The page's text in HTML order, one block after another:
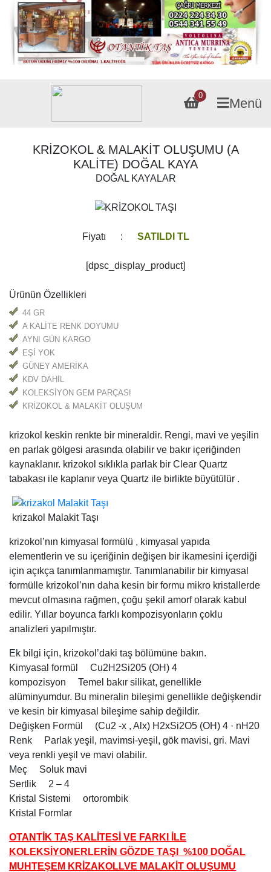
0
Menü
KRİZOKOL & MALAKİT OLUŞUMU (A
KALİTE) DOĞAL KAYA
DOĞAL KAYALAR
Fiyatı : SATILDI TL
[dpsc_display_product]
Ürünün Özellikleri
44 GR
A KALİTE RENK DOYUMU
AYNI GÜN KARGO
EŞİ YOK
GÜNEY AMERİKA
KDV DAHİL
KOLEKSİYON GEM PARÇASI
KRİZOKOL & MALAKİT OLUŞUM
krizokol keskin renkte bir mineraldir. Rengi, mavi ve yeşilin
en parlak gölgesi arasında olabilir ve bakır içeriğinden
kaynaklanır. krizokol sıklıkla parlak bir Clear Quartz
tabakası ile kaplanır veya Quartz ile birlikte büyütülür .
krizakol Malakit Taşı
krizokol’nın kimyasal formülü , kimyasal yapıda
elementlerin ve su içeriğinin değişen bir ikamesini içerdiği
için açıkça tanımlanmamıştır. Tanımlanabilir bir kimyasal
formülle krizokol’nın daha kesin bir formu mikro kristallerde
mevcut olmasına rağmen, çoğu şekil amorf olarak kabul
edilir. Yıllar boyunca farklı kompozisyonların çoklu
analizleri yapılmıştır.
Ek bilgi için, krizokol’daki taş bölümüne bakın.
Kimyasal formül Cu2H2Si205 (OH) 4
kompozisyon Temel bakır silikat, genellikle
alüminyumdur. Bu mineralin bileşimi genellikle değişkendir
ve kesin bir kimyasal bileşime sahip değildir.
Değişken Formül (Cu2 -x , Alx) H2xSi2O5 (OH) 4 · nH20
Renk Parlak yeşil, mavimsi-yeşil, gök mavisi, gri. Mavi
veya renkli yeşil ve mavi olabilir.
Meç Soluk mavi
Sertlik 2 – 4
Kristal Sistemi ortorombik
Kristal Formlar
OTANTİK TAŞ KALİTESİ VE FARKI İLE
KOLEKSİYONERLERİN GÖZDE TAŞI %100 DOĞAL
MUHTEŞEM KRİZAKOLLVE MALAKİT OLUŞUMU